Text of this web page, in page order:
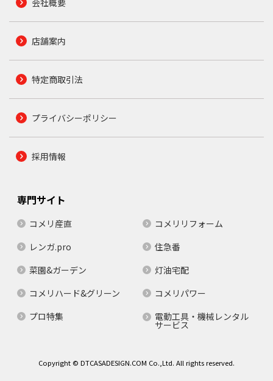
店舗案内
特定商取引法
プライバシーポリシー
採用情報
専門サイト
コメリ産直
コメリリフォーム
レンガ.pro
住急番
菜園&ガーデン
灯油宅配
コメリハード&グリーン
コメリパワー
プロ特集
電動工具・機械レンタル
サービス
Copyright © DTCASADESIGN.COM Co.,Ltd. All rights reserved.